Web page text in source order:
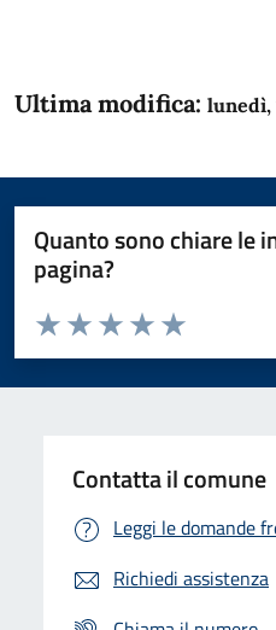
Ultima modifica: lunedì,
Quanto sono chiare le
pagina?
Domanda
Valuta da 1 a 5 stelle la pagina
Valuta 5
Valuta 4 stelle su
Valuta 3 stelle su 5
Valuta 2 stelle su 5
Valuta 1 stelle su 5
Contatta il comune
Leggi le domande
Richiedi assistenza